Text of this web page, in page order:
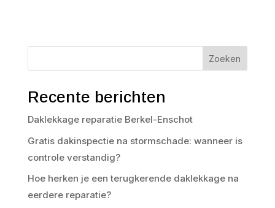
Zoeken
Recente berichten
Daklekkage reparatie Berkel-Enschot
Gratis dakinspectie na stormschade: wanneer is
controle verstandig?
Hoe herken je een terugkerende daklekkage na
eerdere reparatie?